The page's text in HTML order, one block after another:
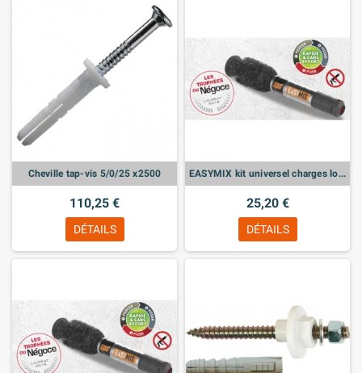
Cheville tap-vis 5/0/25 x2500
110,25 €
DÉTAILS
EASYMIX kit universel charges lourdes M8
25,20 €
DÉTAILS